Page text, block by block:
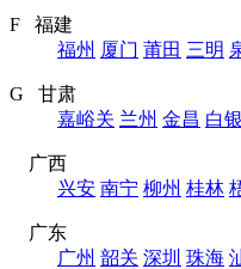
F 福建
福州 厦门 莆田 三明
G 甘肃
嘉峪关 兰州 金昌 白银
广西
兴安 南宁 柳州 桂林
广东
广州 韶关 深圳 珠海